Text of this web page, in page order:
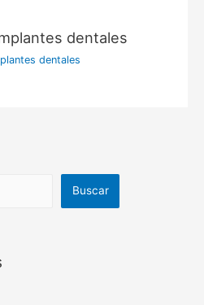
dentales
dentales
Buscar